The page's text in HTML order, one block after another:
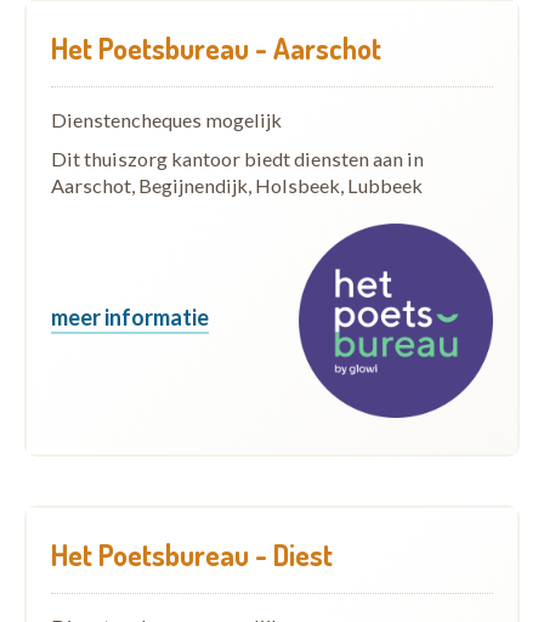
Het Poetsbureau - Aarschot
Dienstencheques mogelijk
Dit thuiszorg kantoor biedt diensten aan in
Aarschot, Begijnendijk, Holsbeek, Lubbeek
meer informatie
Het Poetsbureau - Diest